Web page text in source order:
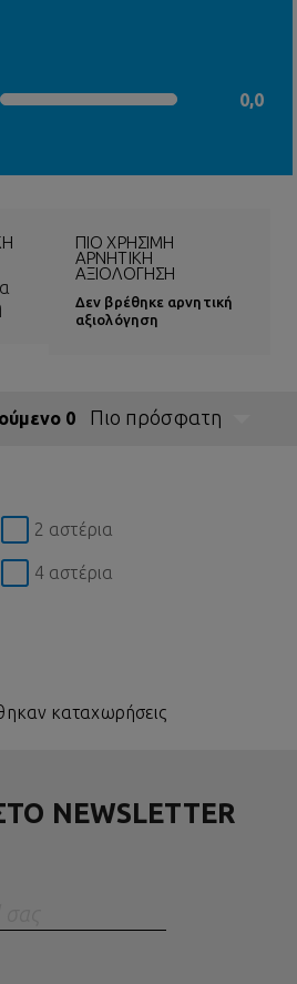
0,0
ΠΙΟ ΧΡΉΣΙΜΗ
ΑΡΝΗΤΙΚΉ
ΑΞΙΟΛΌΓΗΣΗ
Δεν βρέθηκε αρνητική
αξιολόγηση
0 Πιο πρόσφατη
2 αστέρια
4 αστέρια
καταχωρήσεις
NEWSLETTER